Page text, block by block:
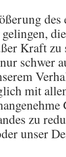
des
Kraft zu
schwer
mit
zu
unser